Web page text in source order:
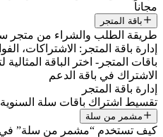
مجاناً
باقة المتجر
طريقة الطلب والشراء من متجر
إدارة باقة المتجر: الاشتراكات،
باقات المتجر- اختر الباقة المثالية
الاشتراك في باقة الدعم
إدارة باقة المتجر
تقسيط اشتراك باقات سلة السنوية
مشمر من سلة
كيف تستخدم “مشمر من سلة” في